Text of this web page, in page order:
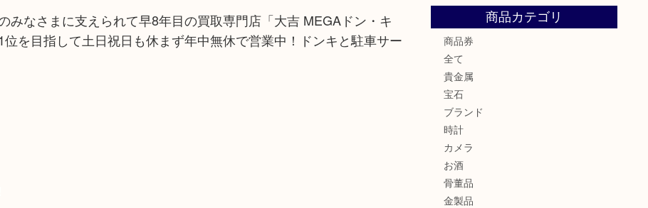
みなさまに支えられて早8年目の買取専門店「大吉 MEGAドン・キ
を目指して土日祝日も休まず年中無休で営業中！ドンキと駐車サー
商品カテゴリ
商品券
全て
貴金属
宝石
ブランド
時計
カメラ
お酒
骨董品
金製品